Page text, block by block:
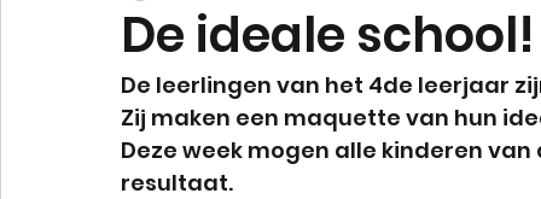
De ideale school!
De leerlingen van het 4de leerjaar
Zij maken een maquette van hun
Deze week mogen alle kinderen
resultaat.